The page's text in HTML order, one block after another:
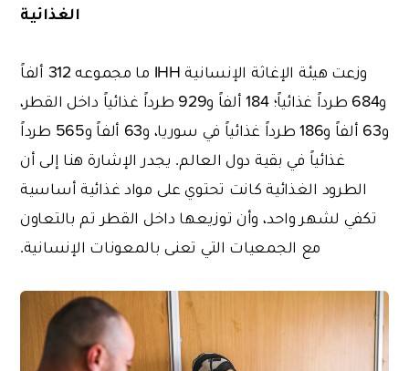
الغذائية
وزعت هيئة الإغاثة الإنسانية IHH ما مجموعه 312 ألفاً
و684 طرداً غذائياً؛ 184 ألفاً و929 طرداً غذائياً داخل القطر،
و63 ألفاً و186 طرداً غذائياً في سوريا، و63 ألفاً و565 طرداً
غذائياً في بقية دول العالم. يجدر الإشارة هنا إلى أن
الطرود الغذائية كانت تحتوي على مواد غذائية أساسية
تكفي لشهر واحد، وأن توزيعها داخل القطر تم بالتعاون
مع الجمعيات التي تعنى بالمعونات الإنسانية.